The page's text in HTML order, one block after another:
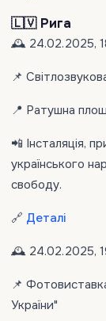
🇱🇻 Рига
🕰 24.02.2025,
📌
📍 Ратушна
📲 Інсталяція,
українського
свободу.
🔗 Деталі
🕰 24.02.2025,
📌
України"